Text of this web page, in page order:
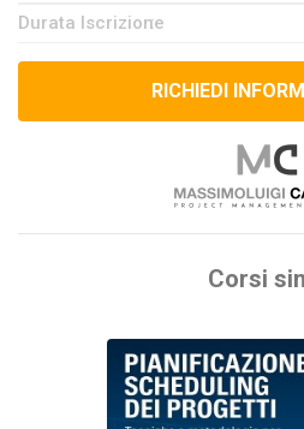
Durata Iscrizione
RICHIEDI
Corsi